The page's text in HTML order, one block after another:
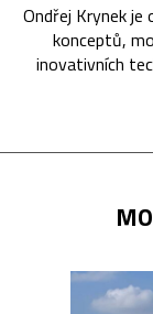
Ondřej Krynek
konceptů,
inovativních